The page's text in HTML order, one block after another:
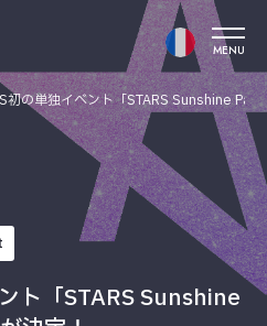
MENU
初の単独イベント「STARS Sunshine
ト「STARS Sunshine